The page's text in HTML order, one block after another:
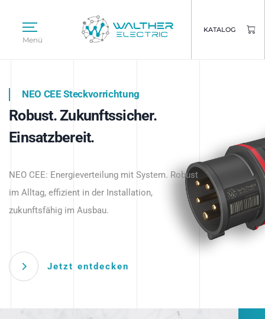
Menü
KATALOG
Intelligente Stromverteilung
beginnt hier.
NEO CEE Steckvorrichtung
Robust. Zukunftssicher.
Einsatzbereit.
NEO CEE: Energieverteilung mit System. Robust
im Alltag, effizient in der Installation,
zukunftsfähig im Ausbau.
Jetzt entdecken
Intelligenz trifft Energie.
Anwendungen – robust, IP-geschützt und
zukunftsfähig.